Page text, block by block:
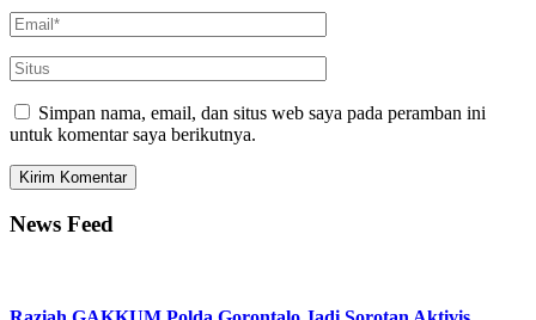
Simpan nama, email, dan situs web saya pada peramban ini
untuk komentar saya berikutnya.
News Feed